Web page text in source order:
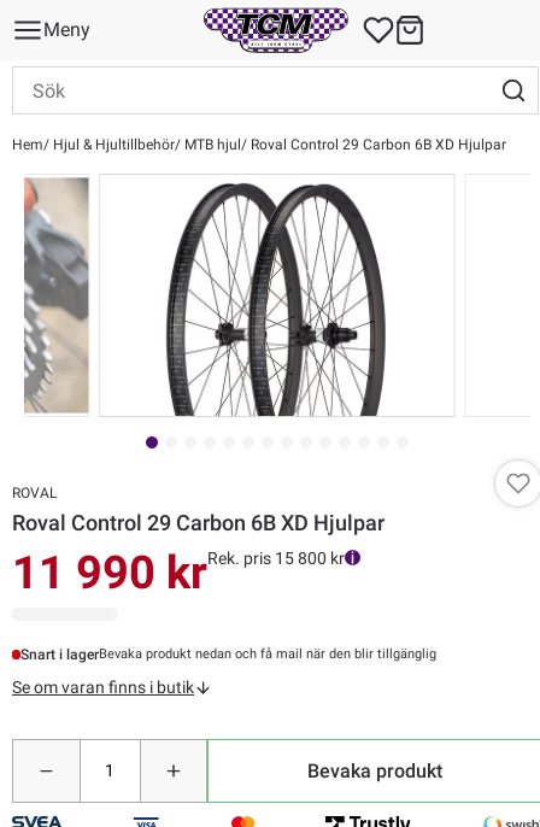
Meny
Hem Hjul & Hjultillbehör MTB hjul Roval Control 29 Carbon 6B XD Hjulpar
ROVAL
Roval Control 29 Carbon 6B XD Hjulpar
11 990 krRek. pris 15 800 kr
Snart i lagerBevaka produkt nedan och få mail när den blir tillgänglig
Se om varan finns i butik
Bevaka produkt